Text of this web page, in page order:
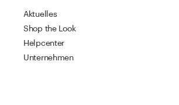
Aktuelles
Shop the Look
Helpcenter
Unternehmen